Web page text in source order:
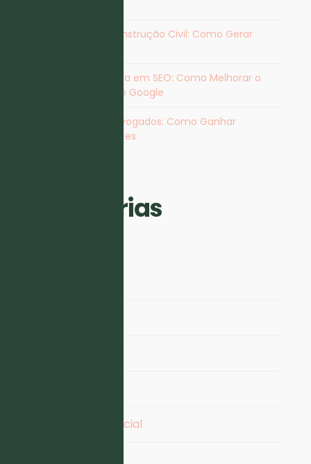
Marketing para Construção Civil: Como Gerar
Agência Especialista em SEO​: Como Melhorar o
Posicionamento no Google
Marketing para Advogados: Como Ganhar
Visibilidade e Clientes
Categorias
Inteligência Artificial